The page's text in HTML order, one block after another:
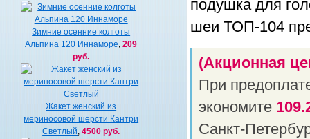
Зимние осенние колготы
Альпина 120 Иннаморе ,209
руб.
Жакет женский из
мериносовой шерсти Кантри
Светлый ,4500 руб.
(Акционная
При
экономите
Санкт-